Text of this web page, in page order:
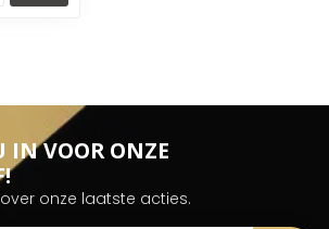
IN VOOR ONZE
onze laatste acties.